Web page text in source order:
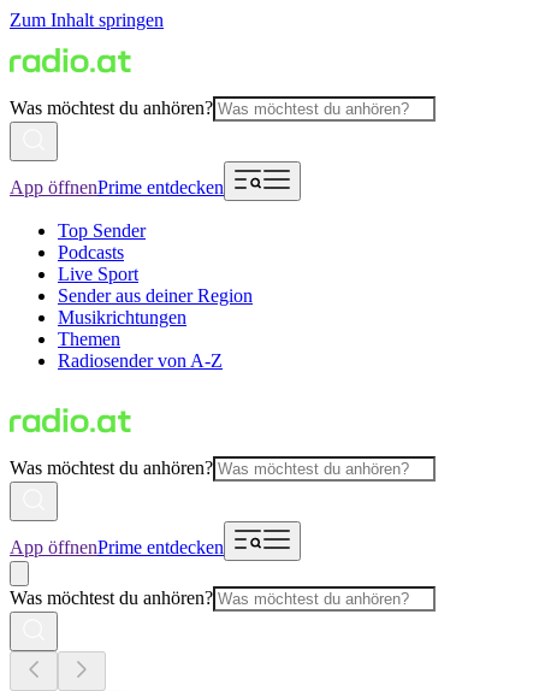
Zum Inhalt springen
Was möchtest du anhören?
App öffnenPrime entdecken
Top Sender
Podcasts
Live Sport
Sender aus deiner Region
Musikrichtungen
Themen
Radiosender von A-Z
Was möchtest du anhören?
App öffnenPrime entdecken
Was möchtest du anhören?